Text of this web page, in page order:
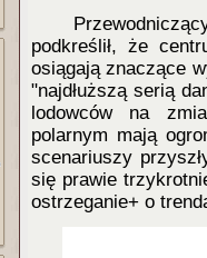
podkreślił, że
osiągają znaczące
"najdłuższą serią
lodowców na
polarnym mają
scenariuszy
się prawie
ostrzeganie+ o